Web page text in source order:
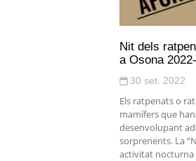
Nit dels
a Osona
30 set. 2022
Els ratpenats o
mamífers que
desenvolupant
sorprenents. La
activitat nocturna